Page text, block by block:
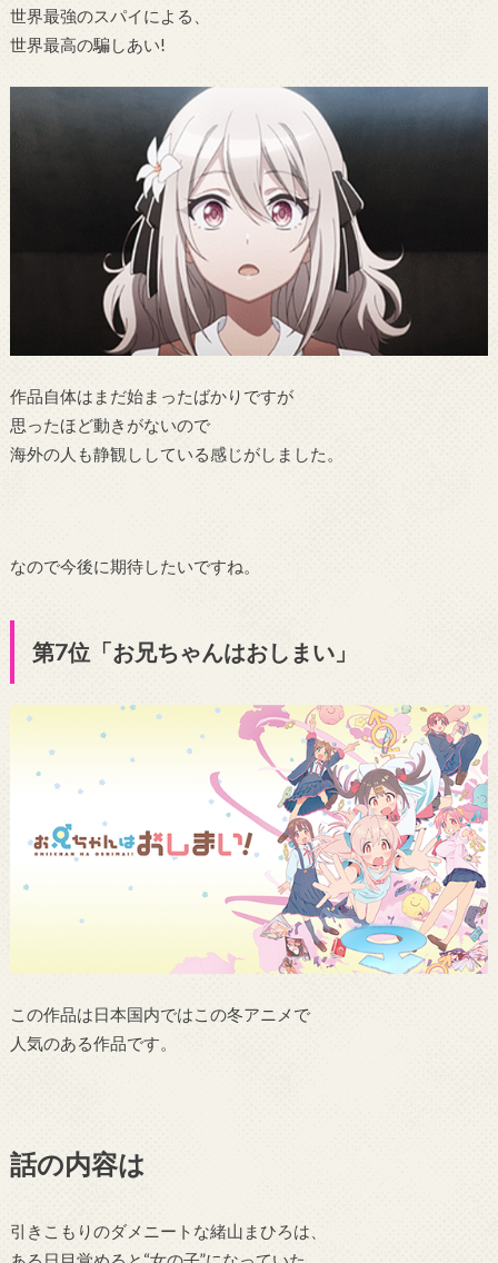
世界最強のスパイによる、
世界最高の騙しあい!
作品自体はまだ始まったばかりですが
思ったほど動きがないので
海外の人も静観ししている感じがしました。
なので今後に期待したいですね。
第7位「お兄ちゃんはおしまい」
この作品は日本国内ではこの冬アニメで
人気のある作品です。
話の内容は
引きこもりのダメニートな緒山まひろは、